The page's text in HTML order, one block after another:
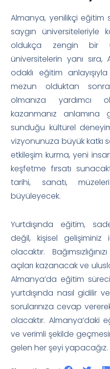
Almanya, yenilikçi eğitim
saygın üniversiteleriyle
oldukça zengin bir
üniversitelerin yanı
odaklı eğitim
mezun olduktan
olmanıza yardımcı
kazanmanız anlamına
sunduğu kültürel
vizyonunuza büyük katkı
etkileşim kurma, yeni
keşfetme fırsatı
tarihi, sanatı,
büyüleyecek.
Yurtdışında eğitim,
değil, kişisel
olacaktır.
açıları kazanacak ve
Almanya’da eğitim
yurtdışında nasıl gidilir
sorularınıza cevap
olacaktır. Almanya’daki
ve verimli şekilde
gelen her şeyi yapacağız.